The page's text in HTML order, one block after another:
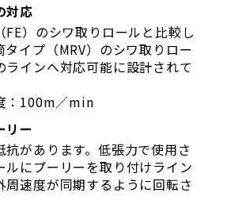
対応
FE）のシワ取りロールと比較し
タイプ（MRV）のシワ取りロー
ラインへ対応可能に設計されて
：100m／min
リー
抗があります。低張力で使用さ
ルにプーリーを取り付けライン
周速度が同期するように回転さ